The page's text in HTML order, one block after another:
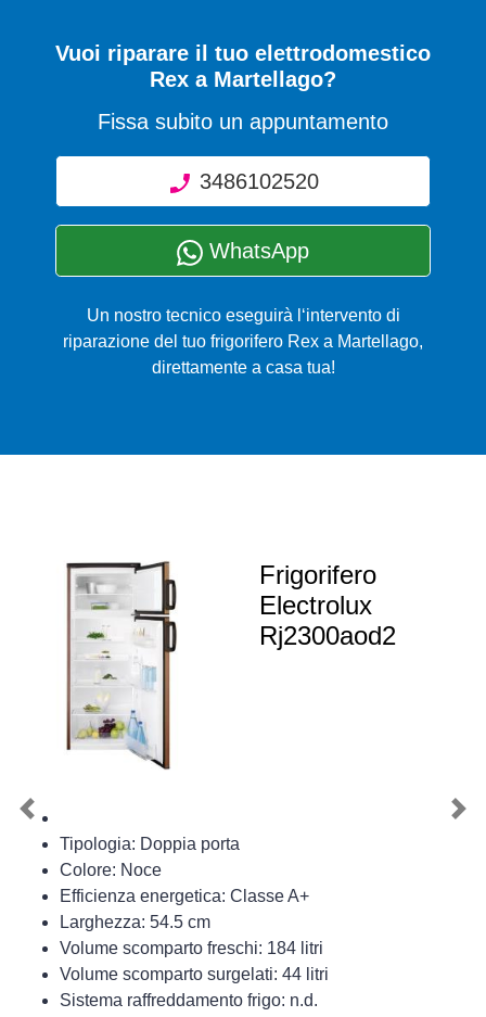
Vuoi riparare il tuo elettrodomestico
Rex a Martellago?
Fissa subito un appuntamento
3486102520
WhatsApp
Un nostro tecnico eseguirà l‘intervento di
riparazione del tuo frigorifero Rex a Martellago,
direttamente a casa tua!
Frigorifero
Electrolux
Rj2300aod2
Tipologia: Doppia porta
Colore: Noce
Efficienza energetica: Classe A+
Larghezza: 54.5 cm
Volume scomparto freschi: 184 litri
Volume scomparto surgelati: 44 litri
Sistema raffreddamento frigo: n.d.
Previous